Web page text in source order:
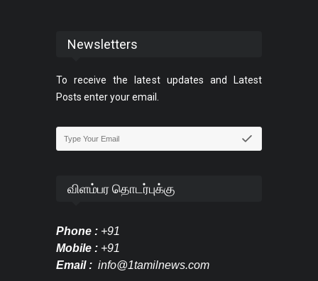
Newsletters
To receive the latest updates and Latest
Posts enter your email.
விளம்பர தொடர்புக்கு
Phone : +91
Mobile : +91
Email : info@1tamilnews.com